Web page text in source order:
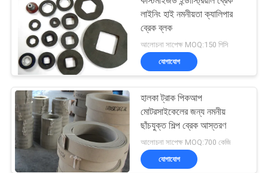
লাইনিং হাই নমনীয়তা ক্যালিপার
ব্রেক ব্লক
আলোচনা সাপেক্ষ MOQ:150 পিসি
যোগাযোগ
হালকা ট্রাক পিকআপ
মোটরসাইকেলের জন্য নমনীয়
ছাঁচযুক্ত শিল্প ব্রেক আস্তরণ
আলোচনা সাপেক্ষ MOQ:700 কেজি
যোগাযোগ